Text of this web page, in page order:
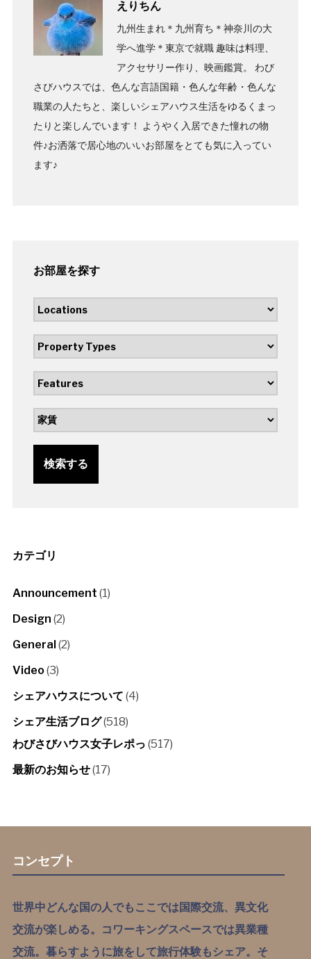
えりちん
九州生まれ＊九州育ち＊神奈川の大
学へ進学＊東京で就職 趣味は料理、
アクセサリー作り、映画鑑賞。 わび
さびハウスでは、色んな言語国籍・色んな年齢・色んな
職業の人たちと、楽しいシェアハウス生活をゆるくまっ
たりと楽しんでいます！ ようやく入居できた憧れの物
件♪お洒落で居心地のいいお部屋をとても気に入ってい
ます♪
お部屋を探す
検索する
カテゴリ
Announcement (1)
Design (2)
General(2)
Video (3)
シェアハウスについて (4)
シェア生活ブログ(518)
わびさびハウス女子レポっ (517)
最新のお知らせ(17)
コンセプト
世界中どんな国の人でもここでは国際交流、異文化
交流が楽しめる。コワーキングスペースでは異業種
交流。暮らすように旅をして旅行体験もシェア。そ